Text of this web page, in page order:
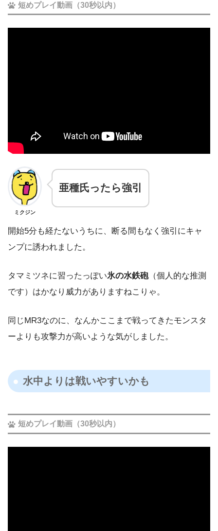
短めプレイ動画（30秒以内）
ミクジン
亜種氏ったら強引
開始5分も経たないうちに、断る間もなく強引にキャ
ンプに誘われました。
タマミツネに習ったっぽい氷の水鉄砲（個人的な推測
です）はかなり威力がありますねこりゃ。
同じMR3なのに、なんかここまで戦ってきたモンスタ
ーよりも攻撃力が高いような気がしました。
水中よりは戦いやすいかも
短めプレイ動画（30秒以内）